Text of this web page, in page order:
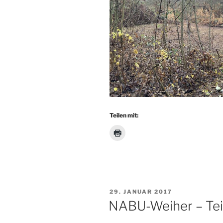
Teilen mit:
VERÖFFENTLICHT
AM
29. JANUAR 2017
NABU-Weiher –